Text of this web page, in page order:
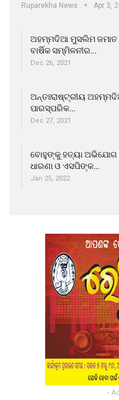
Ruparekha News Apr 3,
ଅହମ୍ମଦିଆ ମୁସଲିମ ଜମାତ
ବାର୍ଷିକ ସମ୍ମିଳନୀର…
Dec 26, 2021
ଅନ୍ତଃରାଷ୍ଟ୍ରୀୟ
ପାରସ୍ପରିକ…
Dec 27, 2021
ବୋହୁଙ୍କୁ ହତ୍ୟା ଅଭିଯୋଗ
ଧାରଣା ଓ ଏସପିଙ୍କ…
Jan 25, 2022
-